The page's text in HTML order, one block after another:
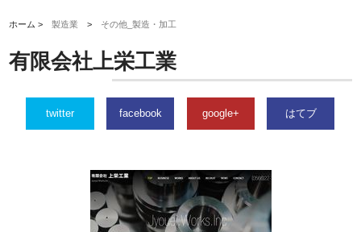
ホーム >製造業 > その他_製造・加工
有限会社上栄工業
twitter facebook google+ はてブ